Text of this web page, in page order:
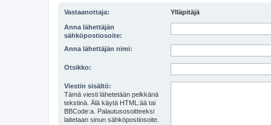
Vastaanottaja: Ylläpitäjä
Anna lähettäjän
sähköpostiosoite:
Anna lähettäjän nimi:
Otsikko:
Viestin sisältö:
Tämä viesti lähetetään pelkkänä
tekstinä. Älä käytä HTML:ää tai
BBCode:a. Palautusosoitteeksi
laitetaan sinun sähköpostiosoite.